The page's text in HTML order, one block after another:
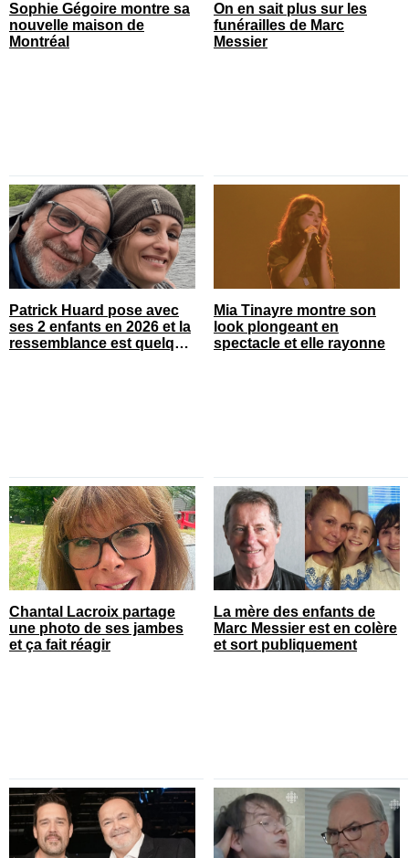
Sophie Gégoire montre sa
nouvelle maison de
Montréal
On en sait plus sur les
funérailles de Marc
Messier
Patrick Huard pose avec
ses 2 enfants en 2026 et la
ressemblance est quelque
Mia Tinayre montre son
look plongeant en
spectacle et elle rayonne
Chantal Lacroix partage
une photo de ses jambes
et ça fait réagir
La mère des enfants de
Marc Messier est en colère
et sort publiquement